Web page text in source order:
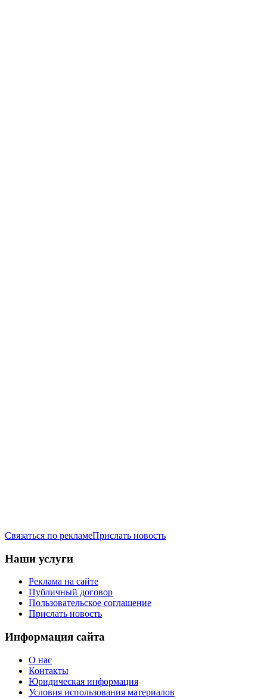
Связаться по рекламеПрислать новость
Наши услуги
Реклама на сайте
Публичный договор
Пользовательское соглашение
Прислать новость
Информация сайта
О нас
Контакты
Юридическая информация
Условия использования материалов